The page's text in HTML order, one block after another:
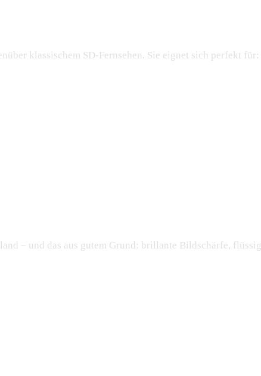
klassischem SD-Fernsehen. Sie eignet sich perfekt für:
– und das aus gutem Grund: brillante Bildschärfe,